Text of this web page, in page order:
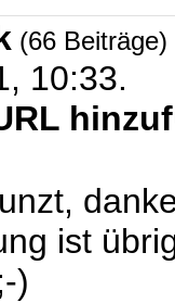
(66 Beiträge)
10:33.
ist
)